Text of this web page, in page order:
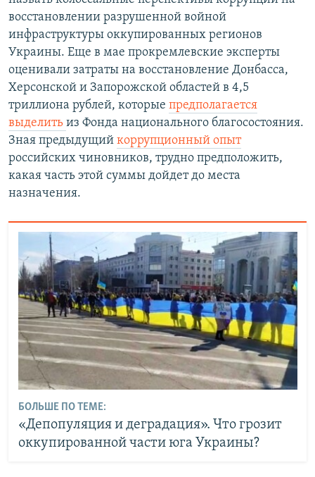
восстановлении разрушенной войной
инфраструктуры оккупированных регионов
Украины. Еще в мае прокремлевские эксперты
оценивали затраты на восстановление Донбасса,
Херсонской и Запорожской областей в 4,5
триллиона рублей, которые предполагается
выделить из Фонда национального благосостояния.
Зная предыдущий коррупционный опыт
российских чиновников, трудно предположить,
какая часть этой суммы дойдет до места
назначения.
БОЛЬШЕ ПО ТЕМЕ:
«Депопуляция и деградация». Что грозит
оккупированной части юга Украины?